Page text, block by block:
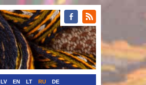
LV EN LT RU DE